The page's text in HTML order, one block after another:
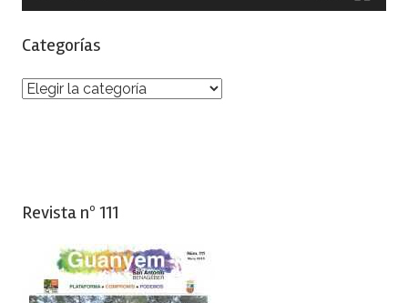
Categorías
Categorías
Revista nº 111